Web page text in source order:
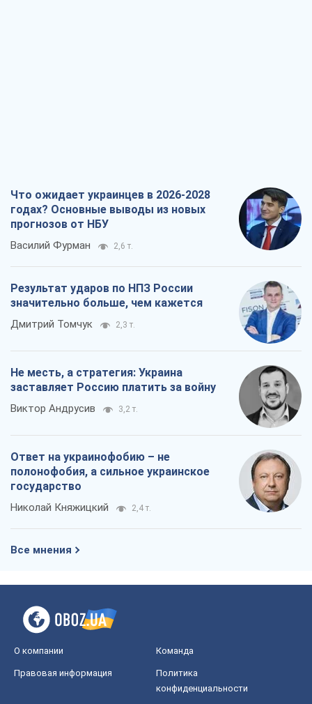
Что ожидает украинцев в 2026-2028
годах? Основные выводы из новых
прогнозов от НБУ
Василий Фурман 2,6 т.
Результат ударов по НПЗ России
значительно больше, чем кажется
Дмитрий Томчук 2,3 т.
Не месть, а стратегия: Украина
заставляет Россию платить за войну
Виктор Андрусив 3,2 т.
Ответ на украинофобию – не
полонофобия, а сильное украинское
государство
Николай Княжицкий 2,4 т.
Все мнения
О компании Команда
Правовая информация
Политика
конфиденциальности